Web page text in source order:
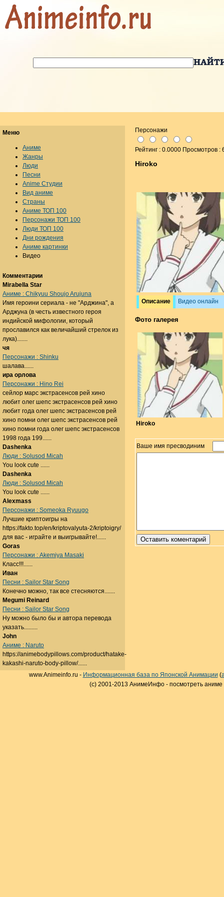
Персонажи
Рейтинг : 0.0000 Просмотров :
Hiroko
Описание Видео онлайн
Фото галерея
Hiroko
Ваше имя пресводиним
Меню
Аниме
Жанры
Люди
Песни
Anime Студии
Вид аниме
Страны
Аниме ТОП 100
Персонажи ТОП 100
Люди ТОП 100
Дни рождения
Аниме картинки
Видео
Комментарии
Mirabella Star
Аниме : Chikyuu Shoujo Arujuna
Имя героини сериала - не "Арджина", а
Арджуна (в честь известного героя
индийской мифологии, который
прославился как величайший стрелок из
лука).......
чя
Персонажи : Shinku
шалава......
ира орлова
Персонажи : Hino Rei
сейлор марс экстрасенсов рей хино
любит олег шепс экстрасенсов рей хино
любит года олег шепс экстрасенсов рей
хино помни олег шепс экстрасенсов рей
хино помни года олег шепс экстрасенсов
1998 года 199......
Dashenka
Люди : Solusod Micah
You look cute ......
Dashenka
Люди : Solusod Micah
You look cute ......
Alexmass
Персонажи : Someoka Ryuugo
Лучшие криптоигры на
https://fakto.top/en/kriptovalyuta-2/kriptoigry/
для вас - играйте и выигрывайте!......
Goras
Персонажи : Akemiya Masaki
Класс!!!......
Иван
Песни : Sailor Star Song
Конечно можно, так все стесняются.......
Megumi Reinard
Песни : Sailor Star Song
Ну можно было бы и автора перевода
указать.........
John
Аниме : Naruto
https://animebodypillows.com/product/hatake-
kakashi-naruto-body-pillow/......
www.Animeinfo.ru - Информационная база по Японской Анимации (
(c) 2001-2013 АнимеИнфо - посмотреть аниме